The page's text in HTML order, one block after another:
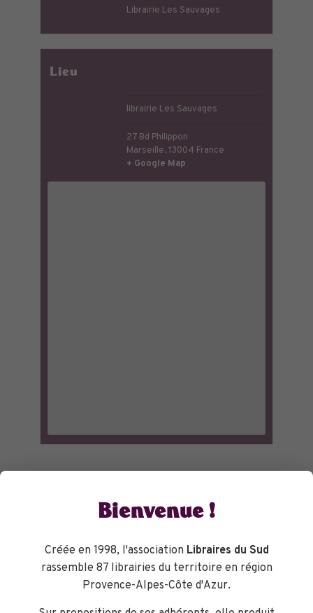
Librairie Les Sauvages
Lieu
librairie Les Sauvages
27 Bd Philippon
Marseille,13004 France
+ Google Map
Bienvenue !
Créée en 1998, l'association Libraires du Sud
rassemble 87 librairies du territoire en région
Provence-Alpes-Côte d'Azur.